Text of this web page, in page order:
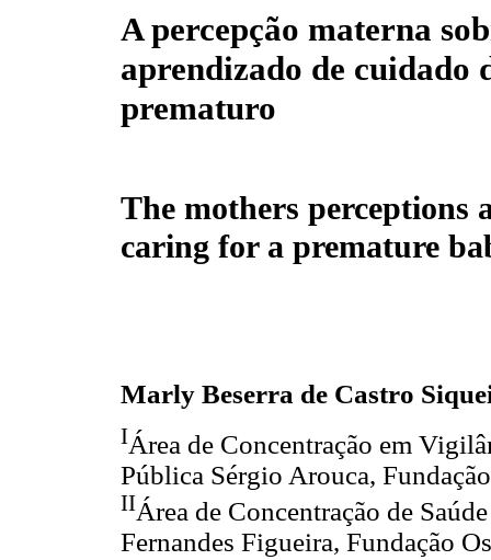
A percepção materna
aprendizado de cuidado
prematuro
The mothers perceptions
caring for a premature
Marly Beserra de Castro
IÁrea de Concentração em
Pública Sérgio Arouca,
IIÁrea de Concentração de
Fernandes Figueira, Fundação